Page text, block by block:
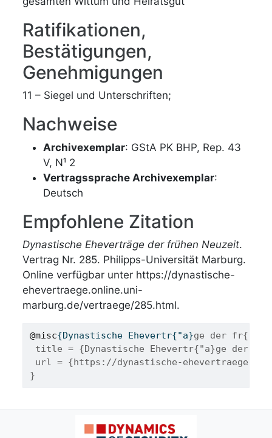
Ratifikationen,
Bestätigungen,
Genehmigungen
11 – Siegel und Unterschriften;
Nachweise
Archivexemplar: GStA PK BHP, Rep. 43
V, N¹ 2
Vertragssprache Archivexemplar:
Deutsch
Empfohlene Zitation
Dynastische Eheverträge der frühen Neuzeit.
Vertrag Nr. 285. Philipps-Universität Marburg.
Online verfügbar unter https://dynastische-
ehevertraege.online.uni-
marburg.de/vertraege/285.html.
@misc{Dynastische Ehevertr{"a}ge der
title = {Dynastische Ehevertr{"a}ge der
url = {https://dynastische-
}